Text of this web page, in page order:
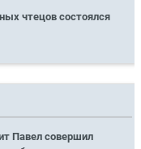
чтецов состоялся
Павел совершил